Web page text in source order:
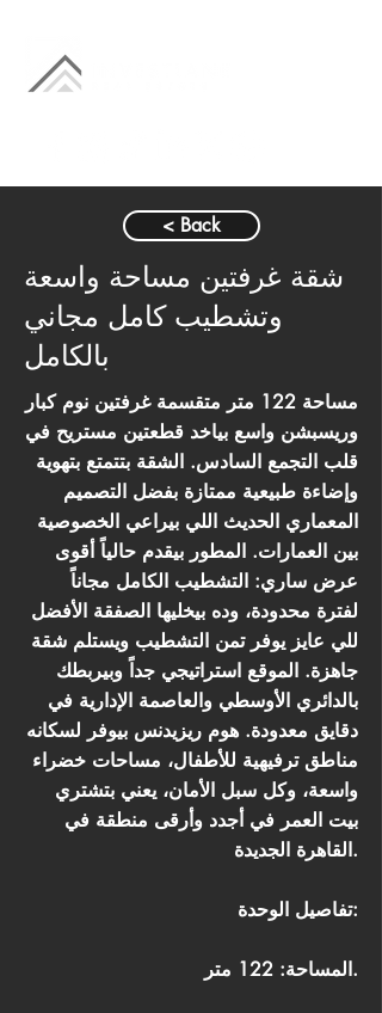
< Back
شقة غرفتين مساحة واسعة
وتشطيب كامل مجاني
بالكامل
مساحة 122 متر متقسمة غرفتين نوم كبار
وريسبشن واسع بياخد قطعتين مستريح في
قلب التجمع السادس. الشقة بتتمتع بتهوية
وإضاءة طبيعية ممتازة بفضل التصميم
المعماري الحديث اللي بيراعي الخصوصية
بين العمارات. المطور بيقدم حالياً أقوى
عرض ساري: التشطيب الكامل مجاناً
لفترة محدودة، وده بيخليها الصفقة الأفضل
للي عايز يوفر تمن التشطيب ويستلم شقة
جاهزة. الموقع استراتيجي جداً وبيربطك
بالدائري الأوسطي والعاصمة الإدارية في
دقايق معدودة. هوم ريزيدنس بيوفر لسكانه
مناطق ترفيهية للأطفال، مساحات خضراء
واسعة، وكل سبل الأمان، يعني بتشتري
بيت العمر في أجدد وأرقى منطقة في
القاهرة الجديدة.
تفاصيل الوحدة:
المساحة: 122 متر.